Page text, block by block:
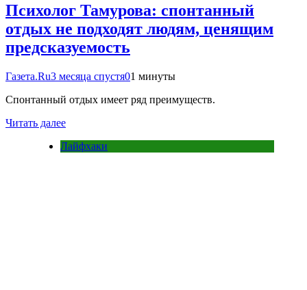
Психолог Тамурова: спонтанный
отдых не подходят людям, ценящим
предсказуемость
Газета.Ru3 месяца спустя01 минуты
Спонтанный отдых имеет ряд преимуществ.
Читать далее
Лайфхаки